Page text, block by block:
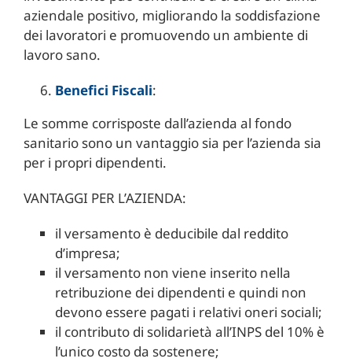
aziendale positivo, migliorando la soddisfazione
dei lavoratori e promuovendo un ambiente di
lavoro sano.
Benefici Fiscali:
Le somme corrisposte dall’azienda al fondo
sanitario sono un vantaggio sia per l’azienda sia
per i propri dipendenti.
VANTAGGI PER L’AZIENDA:
il versamento è deducibile dal reddito
d’impresa;
il versamento non viene inserito nella
retribuzione dei dipendenti e quindi non
devono essere pagati i relativi oneri sociali;
il contributo di solidarietà all’INPS del 10% è
l’unico costo da sostenere;